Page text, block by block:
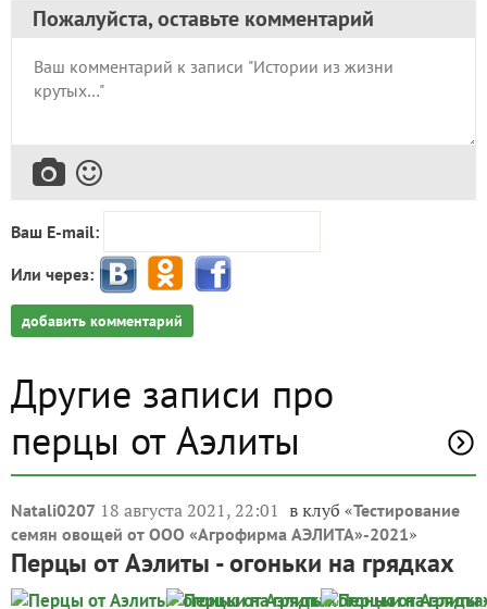
Пожалуйста, оставьте комментарий
Ваш E-mail:
Или через:
добавить комментарий
Другие записи про
перцы от Аэлиты
Natali0207 18 августа 2021, 22:01 в клуб «Тестирование
семян овощей от ООО «Агрофирма АЭЛИТА»-2021»
Перцы от Аэлиты - огоньки на грядках